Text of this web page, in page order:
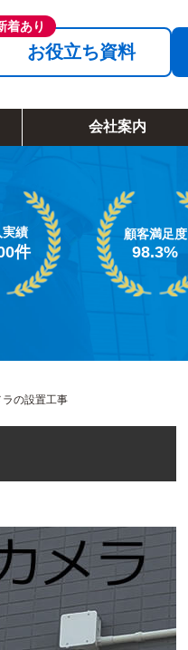
お役立ち資料
会社案内
績
件
顧客満足度
98.3%
の設置工事